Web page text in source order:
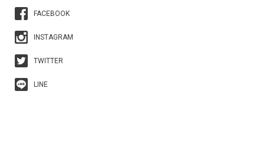
FACEBOOK
INSTAGRAM
TWITTER
LINE